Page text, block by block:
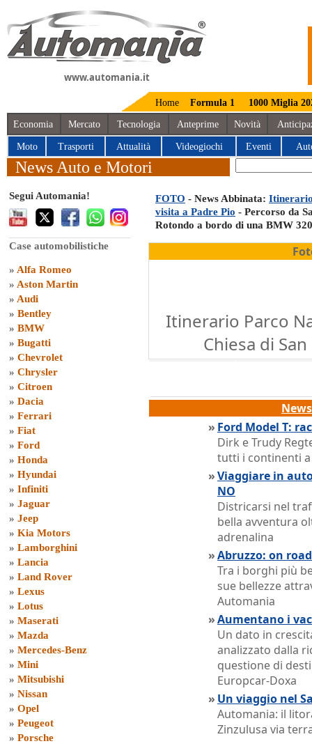
www.automania.it
Home Formula 1 1000 Miglia
Economia Mercato Tecnologia Anteprime Novità
Moto Trasporti Attualità Videogiochi Eventi
News Auto e Motori
Segui Automania!
Case automobilistiche
» Alfa Romeo
» Aston Martin
» Audi
» Bentley
» BMW
» Bugatti
» Chevrolet
» Chrysler
» Citroen
» Dacia
» Ferrari
» Fiat
» Ford
» Honda
» Hyundai
» Infiniti
» Jaguar
» Jeep
» Kia Motors
» Lamborghini
» Lancia
» Land Rover
» Lexus
» Lotus
» Maserati
» Mazda
» Mercedes-Benz
» Mini
» Mitsubishi
» Nissan
» Opel
» Peugeot
» Porsche
FOTO - News Abbinata:
visita a Padre Pio - Percorso da
Rotondo a bordo di una BMW
Itinerario Parco
Chiesa di
» Ford Model T:
Dirk e Trudy
tutti i continenti
»Viaggiare in
NO
Districarsi nel
bella avventura
adrenalina
»Abruzzo: on
Tra i borghi più
sue bellezze
Automania
»Aumentano i
Un dato in
analizzato dalla
questione di
Europcar-Doxa
» Un viaggio nel
Automania: il
Zinzulusa via